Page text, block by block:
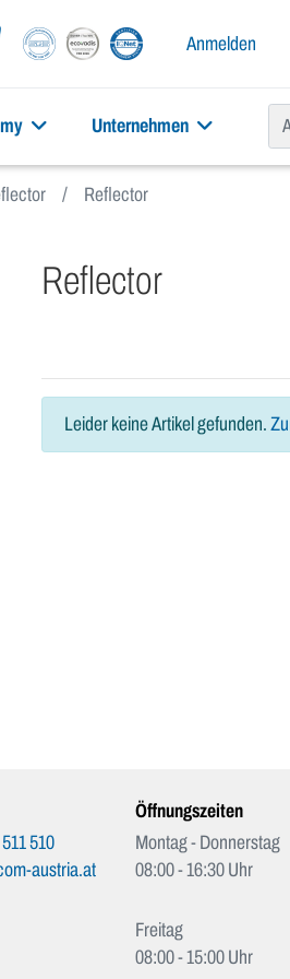
Anmelden
Unternehmen
Reflector
Reflector
Leider keine Artikel gefunden.
510
austria.at
Öffnungszeiten
Montag - Donnerstag
08:00 - 16:30 Uhr
Freitag
08:00 - 15:00 Uhr